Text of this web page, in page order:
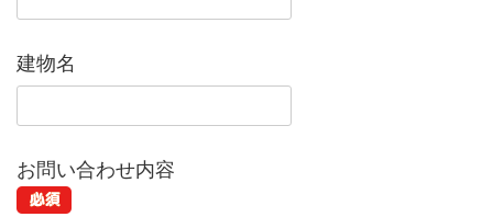
建物名
お問い合わせ内容